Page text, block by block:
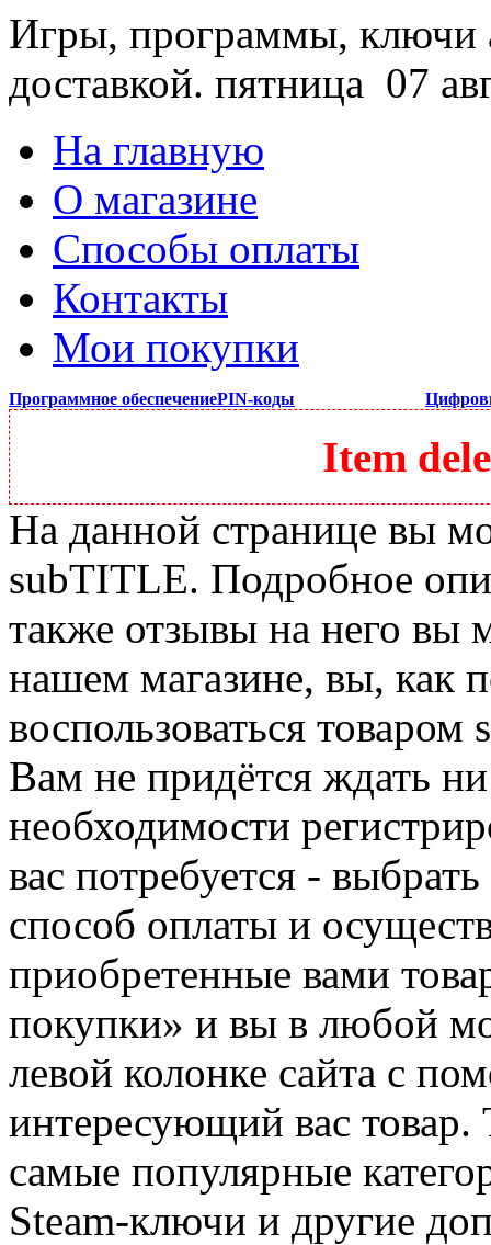
Игры, программы, ключи
доставкой. пятница 07
На главную
О магазине
Способы оплаты
Контакты
Мои покупки
Программное обеспечениеPIN-коды
Item
На данной странице вы
subTITLE. Подробное
также отзывы на него вы
нашем магазине, вы, как
воспользоваться
Вам не придётся ждать
необходимости
вас потребуется -
способ оплаты и
приобретенные вами
покупки» и вы в любой
левой колонке сайта с
интересующий вас
самые популярные
Steam-ключи и другие